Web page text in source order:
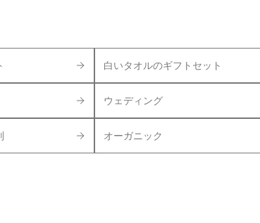
白いタオルのギフトセット
ウェディング
オーガニック